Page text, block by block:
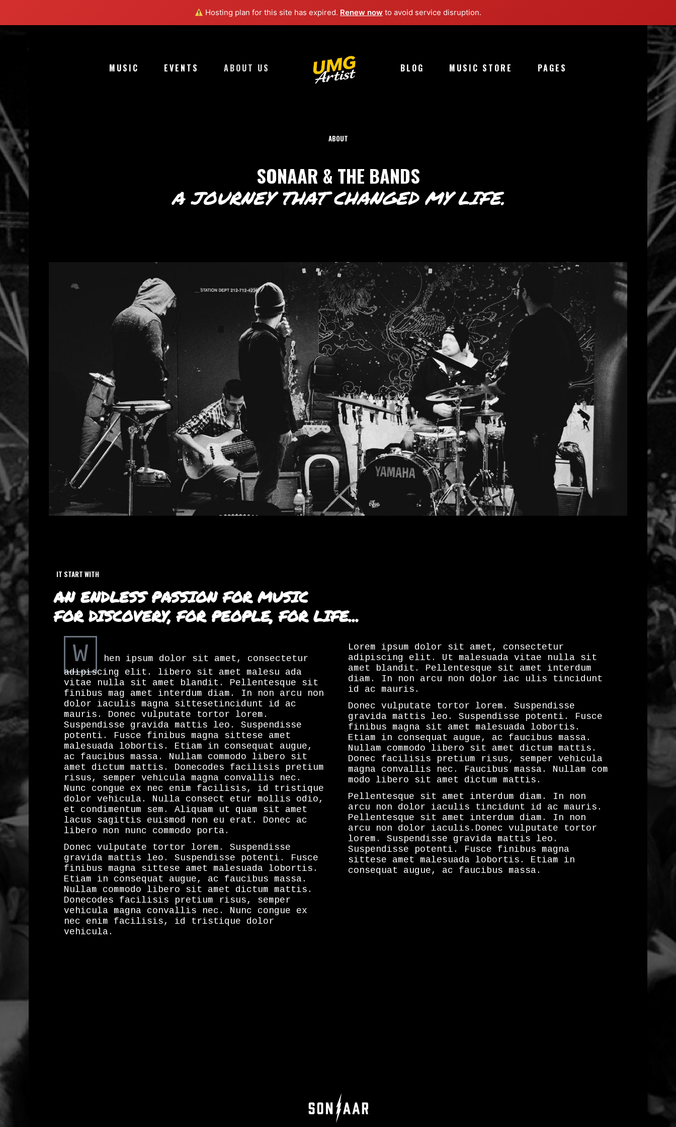
Hosting plan for this site has expired. Renew now to avoid service disruption.
MUSIC EVENTS ABOUT US BLOG MUSIC STORE PAGES
ABOUT
SONAAR & THE BANDS
A JOURNEY THAT CHANGED MY LIFE.
IT START WITH
AN ENDLESS PASSION FOR MUSIC
FOR DISCOVERY, FOR PEOPLE, FOR LIFE...
W
hen ipsum dolor sit amet, consectetur
adipiscing elit. libero sit amet malesu ada
vitae nulla sit amet blandit. Pellentesque sit
finibus mag amet interdum diam. In non arcu non
dolor iaculis magna sittesetincidunt id ac
mauris. Donec vulputate tortor lorem.
Suspendisse gravida mattis leo. Suspendisse
potenti. Fusce finibus magna sittese amet
malesuada lobortis. Etiam in consequat augue,
ac faucibus massa. Nullam commodo libero sit
amet dictum mattis. Donecodes facilisis pretium
risus, semper vehicula magna convallis nec.
Nunc congue ex nec enim facilisis, id tristique
dolor vehicula. Nulla consect etur mollis odio,
et condimentum sem. Aliquam ut quam sit amet
lacus sagittis euismod non eu erat. Donec ac
libero non nunc commodo porta.
Donec vulputate tortor lorem. Suspendisse
gravida mattis leo. Suspendisse potenti. Fusce
finibus magna sittese amet malesuada lobortis.
Etiam in consequat augue, ac faucibus massa.
Nullam commodo libero sit amet dictum mattis.
Donecodes facilisis pretium risus, semper
vehicula magna convallis nec. Nunc congue ex
nec enim facilisis, id tristique dolor
vehicula.
Lorem ipsum dolor sit amet, consectetur
adipiscing elit. Ut malesuada vitae nulla sit
amet blandit. Pellentesque sit amet interdum
diam. In non arcu non dolor iac ulis tincidunt
id ac mauris.
Donec vulputate tortor lorem. Suspendisse
gravida mattis leo. Suspendisse potenti. Fusce
finibus magna sit amet malesuada lobortis.
Etiam in consequat augue, ac faucibus massa.
Nullam commodo libero sit amet dictum mattis.
Donec facilisis pretium risus, semper vehicula
magna convallis nec. Faucibus massa. Nullam com
modo libero sit amet dictum mattis.
Pellentesque sit amet interdum diam. In non
arcu non dolor iaculis tincidunt id ac mauris.
Pellentesque sit amet interdum diam. In non
arcu non dolor iaculis.Donec vulputate tortor
lorem. Suspendisse gravida mattis leo.
Suspendisse potenti. Fusce finibus magna
sittese amet malesuada lobortis. Etiam in
consequat augue, ac faucibus massa.